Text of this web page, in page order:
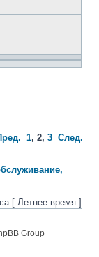
1, 2, 3 След.
[ Летнее время ]
Group